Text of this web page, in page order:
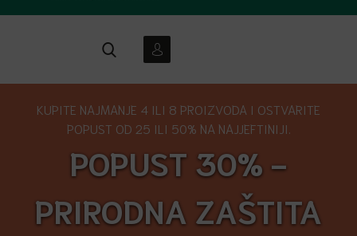
KUPITE NAJMANJE 4 ILI 8 PROIZVODA I OSTVARITE
POPUST OD 25 ILI 50% NA NAJJEFTINIJI.
POPUST 30% -
PRIRODNA ZAŠTITA